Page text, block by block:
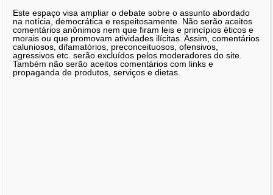
Este espaço visa ampliar o debate sobre o assunto abordado
na notícia, democrática e respeitosamente. Não serão aceitos
comentários anônimos nem que firam leis e princípios éticos e
morais ou que promovam atividades ilícitas. Assim, comentários
caluniosos, difamatórios, preconceituosos, ofensivos,
agressivos etc. serão excluídos pelos moderadores do site.
Também não serão aceitos comentários com links e
propaganda de produtos, serviços e dietas.